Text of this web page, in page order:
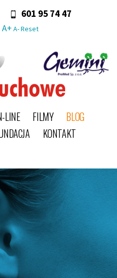
601 95 74 47
A+ A-Reset
LINE FILMY
BLOG
KONTAKT